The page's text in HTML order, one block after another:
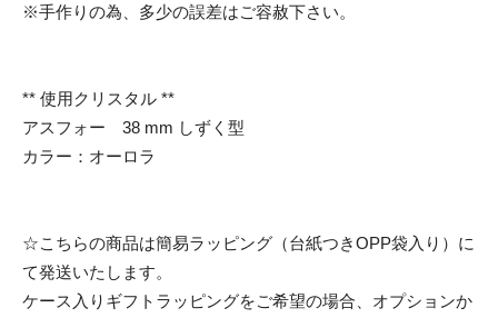
※手作りの為、多少の誤差はご容赦下さい。
** 使用クリスタル **
アスフォー 38 mm しずく型
カラー：オーロラ
☆こちらの商品は簡易ラッピング（台紙つきOPP袋入り）に
て発送いたします。
ケース入りギフトラッピングをご希望の場合、オプションか